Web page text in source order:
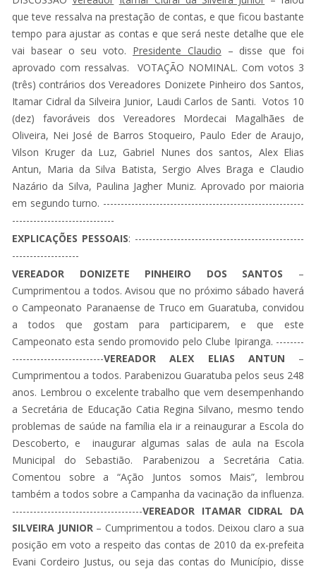
que teve ressalva na prestação de contas, e que ficou bastante
tempo para ajustar as contas e que será neste detalhe que ele
vai basear o seu voto. Presidente Claudio – disse que foi
aprovado com ressalvas. VOTAÇÃO NOMINAL. Com votos 3
(três) contrários dos Vereadores Donizete Pinheiro dos Santos,
Itamar Cidral da Silveira Junior, Laudi Carlos de Santi. Votos 10
(dez) favoráveis dos Vereadores Mordecai Magalhães de
Oliveira, Nei José de Barros Stoqueiro, Paulo Eder de Araujo,
Vilson Kruger da Luz, Gabriel Nunes dos santos, Alex Elias
Antun, Maria da Silva Batista, Sergio Alves Braga e Claudio
Nazário da Silva, Paulina Jagher Muniz. Aprovado por maioria
em segundo turno. ---------------------------------------------------------
-----------------------------
EXPLICAÇÕES PESSOAIS: ------------------------------------------------
-------------------
VEREADOR DONIZETE PINHEIRO DOS SANTOS –
Cumprimentou a todos. Avisou que no próximo sábado haverá
o Campeonato Paranaense de Truco em Guaratuba, convidou
a todos que gostam para participarem, e que este
Campeonato esta sendo promovido pelo Clube Ipiranga. --------
--------------------------VEREADOR ALEX ELIAS ANTUN –
Cumprimentou a todos. Parabenizou Guaratuba pelos seus 248
anos. Lembrou o excelente trabalho que vem desempenhando
a Secretária de Educação Catia Regina Silvano, mesmo tendo
problemas de saúde na família ela ir a reinaugurar a Escola do
Descoberto, e inaugurar algumas salas de aula na Escola
Municipal do Sebastião. Parabenizou a Secretária Catia.
Comentou sobre a “Ação Juntos somos Mais”, lembrou
também a todos sobre a Campanha da vacinação da influenza.
-------------------------------------VEREADOR ITAMAR CIDRAL DA
SILVEIRA JUNIOR– Cumprimentou a todos. Deixou claro a sua
posição em voto a respeito das contas de 2010 da ex-prefeita
Evani Cordeiro Justus, ou seja das contas do Município, disse